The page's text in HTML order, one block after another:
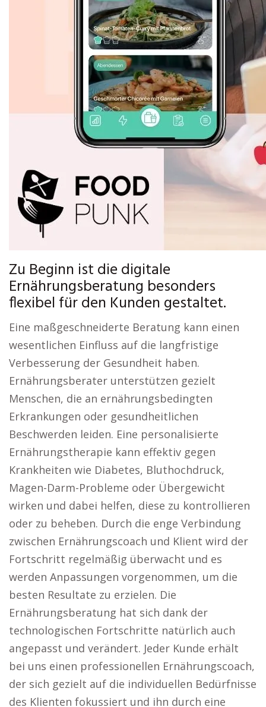
Zu Beginn ist die digitale
Ernährungsberatung besonders
flexibel für den Kunden gestaltet.
Eine maßgeschneiderte Beratung kann einen
wesentlichen Einfluss auf die langfristige
Verbesserung der Gesundheit haben.
Ernährungsberater unterstützen gezielt
Menschen, die an ernährungsbedingten
Erkrankungen oder gesundheitlichen
Beschwerden leiden. Eine personalisierte
Ernährungstherapie kann effektiv gegen
Krankheiten wie Diabetes, Bluthochdruck,
Magen-Darm-Probleme oder Übergewicht
wirken und dabei helfen, diese zu kontrollieren
oder zu beheben. Durch die enge Verbindung
zwischen Ernährungscoach und Klient wird der
Fortschritt regelmäßig überwacht und es
werden Anpassungen vorgenommen, um die
besten Resultate zu erzielen. Die
Ernährungsberatung hat sich dank der
technologischen Fortschritte natürlich auch
angepasst und verändert. Jeder Kunde erhält
bei uns einen professionellen Ernährungscoach,
der sich gezielt auf die individuellen Bedürfnisse
des Klienten fokussiert und ihn durch eine